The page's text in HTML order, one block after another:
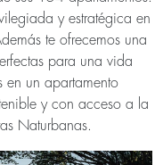
y estratégica en
te ofrecemos una
para una vida
en un apartamento
y con acceso a la
Naturbanas.